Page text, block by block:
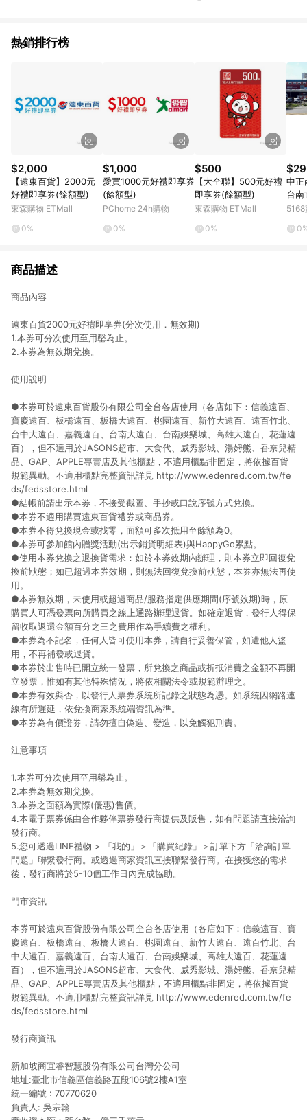
熱銷排行榜
$2,000
【遠東百貨】2000元
好禮即享券(餘額型)
東森購物 ETMall
0%
$1,000
愛買1000元好禮即享券
(餘額型)
PChome 24h購物
0%
$500
【大全聯】500元好禮
即享券(餘額型)
東森購物 ETMall
0%
中正
台南
商品描述
商品內容
遠東百貨2000元好禮即享券(分次使用．無效期)
1.本券可分次使用至用罄為止。
2.本券為無效期兌換。
使用說明
●本券可於遠東百貨股份有限公司全台各店使用（各店如下：信義遠百、
寶慶遠百、板橋遠百、板橋大遠百、桃園遠百、新竹大遠百、遠百竹北、
台中大遠百、嘉義遠百、台南大遠百、台南娛樂城、高雄大遠百、花蓮遠
百），但不適用於JASONS超市、大食代、威秀影城、湯姆熊、香奈兒精
品、GAP、APPLE專賣店及其他櫃點，不適用櫃點非固定，將依據百貨
規範異動。不適用櫃點完整資訊詳見 http://www.edenred.com.tw/fe
ds/fedsstore.html
●結帳前請出示本券，不接受截圖、手抄或口說序號方式兌換。
●本券不適用購買遠東百貨禮券或商品券。
●本券不得兌換現金或找零，面額可多次抵用至餘額為0。
●本券可參加館內贈獎活動(出示銷貨明細表)與HappyGo累點。
●使用本券兌換之退換貨需求：如於本券效期內辦理，則本券立即回復兌
換前狀態；如已超過本券效期，則無法回復兌換前狀態，本券亦無法再使
用。
●本券無效期，未使用或超過商品/服務指定供應期間(序號效期)時，原
購買人可憑發票向所購買之線上通路辦理退貨。如確定退貨，發行人得保
留收取返還金額百分之三之費用作為手續費之權利。
●本券為不記名，任何人皆可使用本券，請自行妥善保管，如遭他人盜
用，不再補發或退貨。
●本券於出售時已開立統一發票，所兌換之商品或折抵消費之金額不再開
立發票，惟如有其他特殊情況，將依相關法令或規範辦理之。
●本券有效與否，以發行人票券系統所記錄之狀態為憑。如系統因網路連
線有所遲延，依兌換商家系統端資訊為準。
●本券為有價證券，請勿擅自偽造、變造，以免觸犯刑責。
注意事項
1.本券可分次使用至用罄為止。
2.本券為無效期兌換。
3.本券之面額為實際(優惠)售價。
4.本電子票券係由合作夥伴票券發行商提供及販售，如有問題請直接洽詢
發行商。
5.您可透過LINE禮物 > 「我的」＞「購買紀錄」＞訂單下方「洽詢訂單
問題」聯繫發行商。或透過商家資訊直接聯繫發行商。在接獲您的需求
後，發行商將於5-10個工作日內完成協助。
門市資訊
本券可於遠東百貨股份有限公司全台各店使用（各店如下：信義遠百、寶
慶遠百、板橋遠百、板橋大遠百、桃園遠百、新竹大遠百、遠百竹北、台
中大遠百、嘉義遠百、台南大遠百、台南娛樂城、高雄大遠百、花蓮遠
百），但不適用於JASONS超市、大食代、威秀影城、湯姆熊、香奈兒精
品、GAP、APPLE專賣店及其他櫃點，不適用櫃點非固定，將依據百貨
規範異動。不適用櫃點完整資訊詳見 http://www.edenred.com.tw/fe
ds/fedsstore.html
發行商資訊
新加坡商宜睿智慧股份有限公司台灣分公司
地址:臺北市信義區信義路五段106號2樓A1室
統一編號 : 70770620
負責人: 吳宗翰